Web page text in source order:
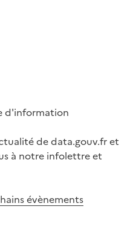
d'information
de data.gouv.fr et
à notre infolettre et
évènements